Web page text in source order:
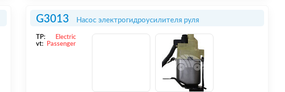
G3013 Насос электрогидроусилителя руля
TP:
Electric
vt:
Passenger